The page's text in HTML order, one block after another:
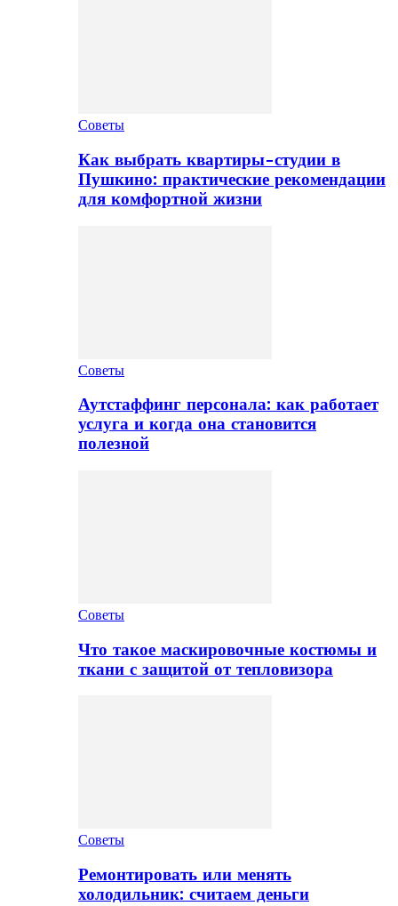
Советы
Как выбрать квартиры-студии в
Пушкино: практические рекомендации
для комфортной жизни
Советы
Аутстаффинг персонала: как работает
услуга и когда она становится
полезной
Советы
Что такое маскировочные костюмы и
ткани с защитой от тепловизора
Советы
Ремонтировать или менять
холодильник: считаем деньги